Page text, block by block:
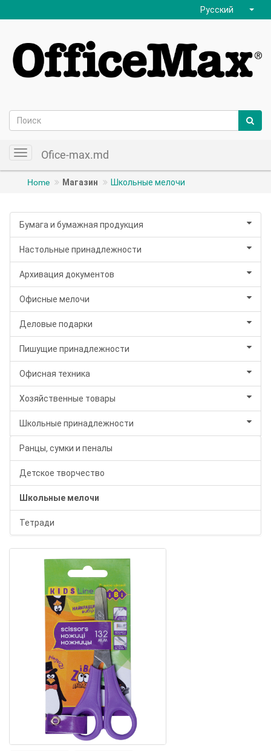
Русский
ToggleOfice-max.md
Home Магазин Школьные мелочи
Бумага и бумажная продукция
Настольные принадлежности
Архивация документов
Офисные мелочи
Деловые подарки
Пишущие принадлежности
Офисная техника
Хозяйственные товары
Школьные принадлежности
Ранцы, сумки и пеналы
Детское творчество
Школьные мелочи
Тетради